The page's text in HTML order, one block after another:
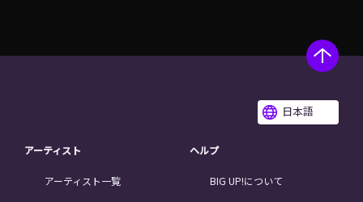
日本語
アーティスト
アーティスト一覧
ヘルプ
BIG UP!について